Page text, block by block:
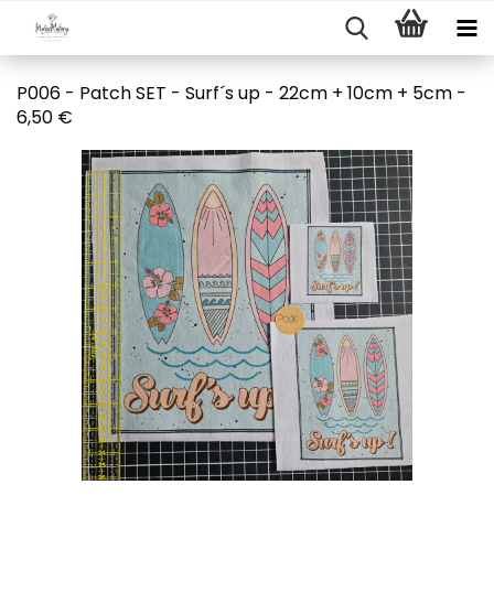
P006 - Patch SET - Surf´s up - 22cm + 10cm + 5cm -
6,50 €